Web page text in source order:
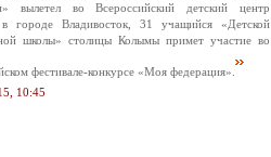
вылетел во Всероссийский детский центр
городе Владивосток, 31 учащийся «Детской
школы» столицы Колымы примет участие во
фестивале-конкурсе «Моя федерация».
10:45